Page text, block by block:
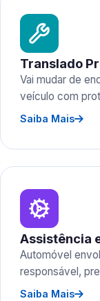
Translado
Vai mudar de
veículo com
Saiba Mais
Assistência
Automóvel
responsável,
Saiba Mais